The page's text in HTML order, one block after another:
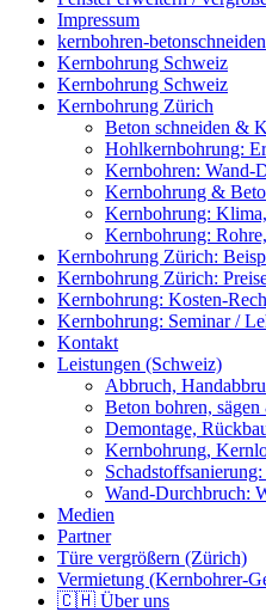
Impressum
kernbohren-
Kernbohrung Schweiz
Kernbohrung Schweiz
Kernbohrung Zürich
Beton schneiden &
Hohlkernbohrung:
Kernbohren: Wand-
Kernbohrung &
Kernbohrung:
Kernbohrung:
Kernbohrung Zürich:
Kernbohrung Zürich:
Kernbohrung: Kosten-
Kernbohrung: Seminar /
Kontakt
Leistungen (Schweiz)
Abbruch,
Beton bohren,
Demontage,
Kernbohrung,
Wand-Durchbruch:
Medien
Partner
Türe vergrößern (Zürich)
Vermietung (Kernbohrer-
🇨🇭 Über uns